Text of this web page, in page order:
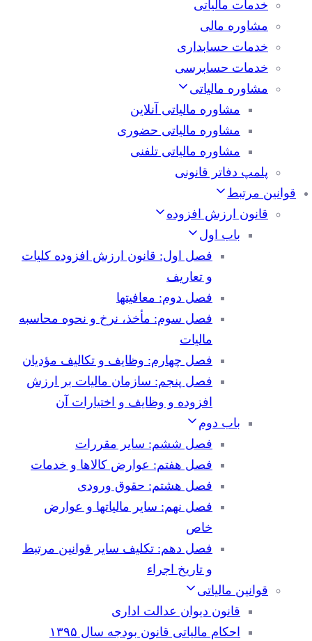
خدمات مالیاتی
مشاوره مالی
خدمات حسابداری
خدمات حسابرسی
مشاوره مالیاتی
مشاوره مالیاتی آنلاین
مشاوره مالیاتی حضوری
مشاوره مالیاتی تلفنی
پلمپ دفاتر قانونی
قوانین مرتبط
قانون ارزش افزوده
باب اول
فصل اول: قانون ارزش افزوده کلیات
و تعاریف
فصل دوم: معافیتها
فصل سوم: مأخذ، نرخ و نحوه محاسبه
مالیات
فصل چهارم: وظایف و تکالیف مؤدیان
فصل پنجم: سازمان مالیات بر ارزش
افزوده و وظایف و اختیارات آن
باب دوم
فصل ششم: سایر مقررات
فصل هفتم: عوارض کالاها و خدمات
فصل هشتم: حقوق ورودی
فصل نهم: سایر مالیاتها و عوارض
خاص
فصل دهم: تکلیف سایر قوانین مرتبط
و تاریخ اجراء
قوانین مالیاتی
قانون دیوان عدالت اداری
احکام مالیاتی قانون بودجه سال ۱۳۹۵